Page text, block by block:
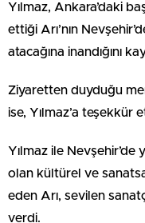
Yılmaz, Ankara’daki
ettiği Arı’nın
atacağına inandığını
Ziyaretten duyduğu
ise, Yılmaz’a teşekkür
Yılmaz ile
olan kültürel ve
eden Arı, sevilen
verdi.